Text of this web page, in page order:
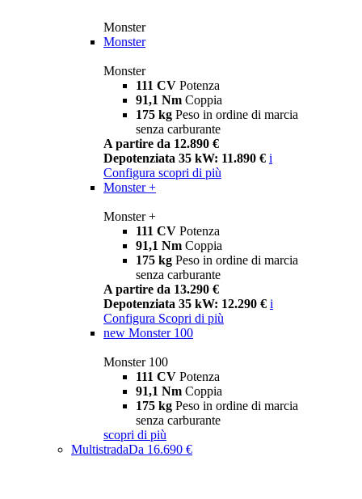
Monster
Monster
Monster
111 CV Potenza
91,1 Nm Coppia
175 kg Peso in ordine di marcia
senza carburante
A partire da 12.890 €
Depotenziata 35 kW: 11.890 € i
Configura scopri di più
Monster +
Monster +
111 CV Potenza
91,1 Nm Coppia
175 kg Peso in ordine di marcia
senza carburante
A partire da 13.290 €
Depotenziata 35 kW: 12.290 € i
Configura Scopri di più
new Monster 100
Monster 100
111 CV Potenza
91,1 Nm Coppia
175 kg Peso in ordine di marcia
senza carburante
scopri di più
MultistradaDa 16.690 €